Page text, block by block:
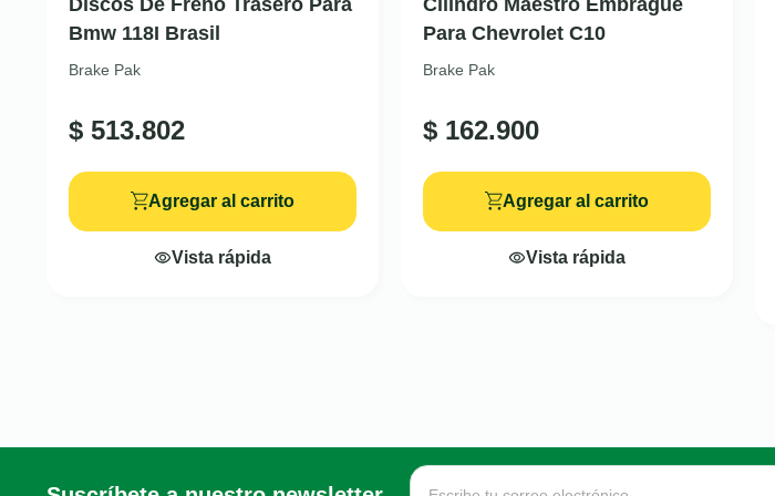
Bmw 118I Brasil
Brake Pak
$ 513.802
Agregar al carrito
Vista rápida
Para Chevrolet C10
Brake Pak
$ 162.900
Agregar al carrito
Vista rápida